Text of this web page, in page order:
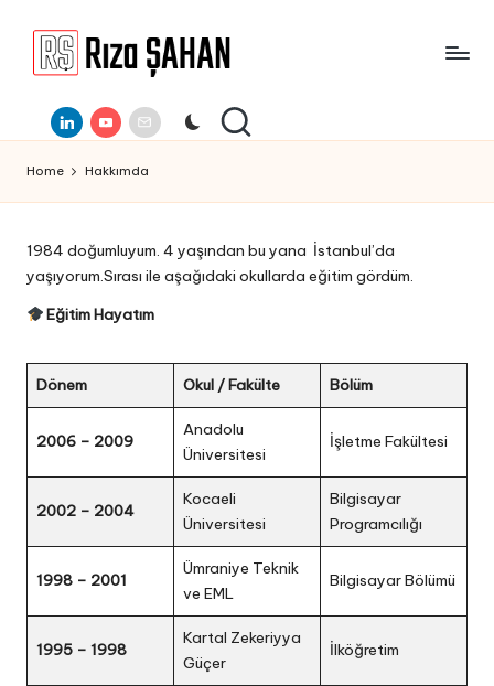
z
a
A
H
A
N
Bilgi
Paylaşım
Portalı
LinkedinYoutube
E-
Mail
Home Hakkımda
1984 doğumluyum. 4 yaşından bu yana İstanbul’da
yaşıyorum.Sırası ile aşağıdaki okullarda eğitim gördüm.
Eğitim Hayatım
Dönem Okul / Fakülte Bölüm
2006 – 2009
Anadolu
Üniversitesi
İşletme Fakültesi
2002 – 2004
Kocaeli
Üniversitesi
Bilgisayar
Programcılığı
1998 – 2001
Ümraniye Teknik
ve EML
Bilgisayar Bölümü
1995 – 1998
Kartal Zekeriyya
Güçer
İlköğretim